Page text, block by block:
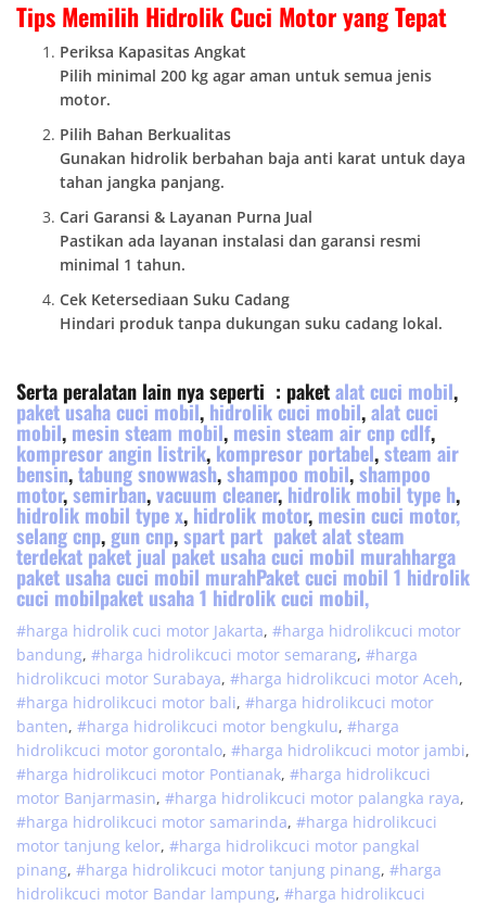
Tips Memilih Hidrolik Cuci Motor yang Tepat
Periksa Kapasitas Angkat
Pilih minimal 200 kg agar aman untuk semua jenis
motor.
Pilih Bahan Berkualitas
Gunakan hidrolik berbahan baja anti karat untuk daya
tahan jangka panjang.
Cari Garansi & Layanan Purna Jual
Pastikan ada layanan instalasi dan garansi resmi
minimal 1 tahun.
Cek Ketersediaan Suku Cadang
Hindari produk tanpa dukungan suku cadang lokal.
Serta peralatan lain nya seperti : paketalat cuci mobil,
paket usaha cuci mobil, hidrolik cuci mobil,alat cuci
mobil, mesin steam mobil, mesin steam air cnp cdlf,
kompresor angin listrik, kompresor portabel,steam air
bensin,tabung snowwash,shampoo mobil,shampoo
motor,semirban,vacuum cleaner, hidrolik mobil type h,
hidrolik mobil type x, hidrolik motor, mesin cuci motor,
selang cnp, gun cnp,spart part paket alat steam
terdekat paket jual paket usaha cuci mobil murahharga
paket usaha cuci mobil murahPaket cuci mobil 1 hidrolik
cuci mobilpaket usaha 1 hidrolik cuci mobil,
#harga hidrolik cuci motor Jakarta, #harga hidrolikcuci motor
bandung, #harga hidrolikcuci motor semarang, #harga
hidrolikcuci motor Surabaya, #harga hidrolikcuci motor Aceh,
#harga hidrolikcuci motor bali, #harga hidrolikcuci motor
banten, #harga hidrolikcuci motor bengkulu, #harga
hidrolikcuci motor gorontalo, #harga hidrolikcuci motor jambi,
#harga hidrolikcuci motor Pontianak, #harga hidrolikcuci
motor Banjarmasin, #harga hidrolikcuci motor palangka raya,
#harga hidrolikcuci motor samarinda, #harga hidrolikcuci
motor tanjung kelor, #harga hidrolikcuci motor pangkal
pinang, #harga hidrolikcuci motor tanjung pinang, #harga
hidrolikcuci motor Bandar lampung, #harga hidrolikcuci